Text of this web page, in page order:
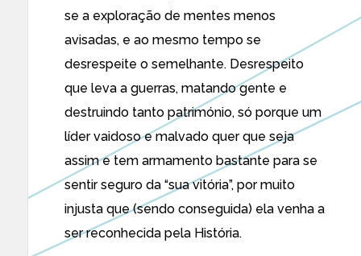
se a exploração de mentes menos
avisadas, e ao mesmo tempo se
desrespeite o semelhante. Desrespeito
que leva a guerras, matando gente e
destruindo tanto património, só porque um
líder vaidoso e malvado quer que seja
assim e tem armamento bastante para se
sentir seguro da “sua vitória”, por muito
injusta que (sendo conseguida) ela venha a
ser reconhecida pela História.